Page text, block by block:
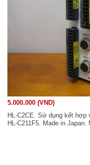
5.000.000 (VND)
HL-C2CE. Sử dụng kết hợp
HL-C211F5. Made in